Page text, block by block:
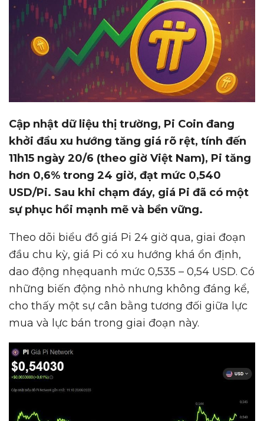
Cập nhật dữliệu thị trường, Pi Coin đang
khởi đầu xu hướng tăng giá rõ rệt, tính đến
11h15 ngày 20/6 (theo giờ Việt Nam), Pi tăng
hơn 0,6% trong 24 giờ, đạt mức 0,540
USD/Pi. Sau khi chạm đáy, giá Pi đã có một
sựphục hồi mạnh mẽ và bền vững.
Theo dõi biểu đồ giá Pi 24 giờ qua, giai đoạn
đầu chu kỳ, giá Pi có xu hướng khá ổn định,
dao động nhẹquanh mức 0,535 – 0,54 USD. Có
những biến động nhỏ nhưng không đáng kể,
cho thấy một sự cân bằng tương đối giữa lực
mua và lực bán trong giai đoạn này.